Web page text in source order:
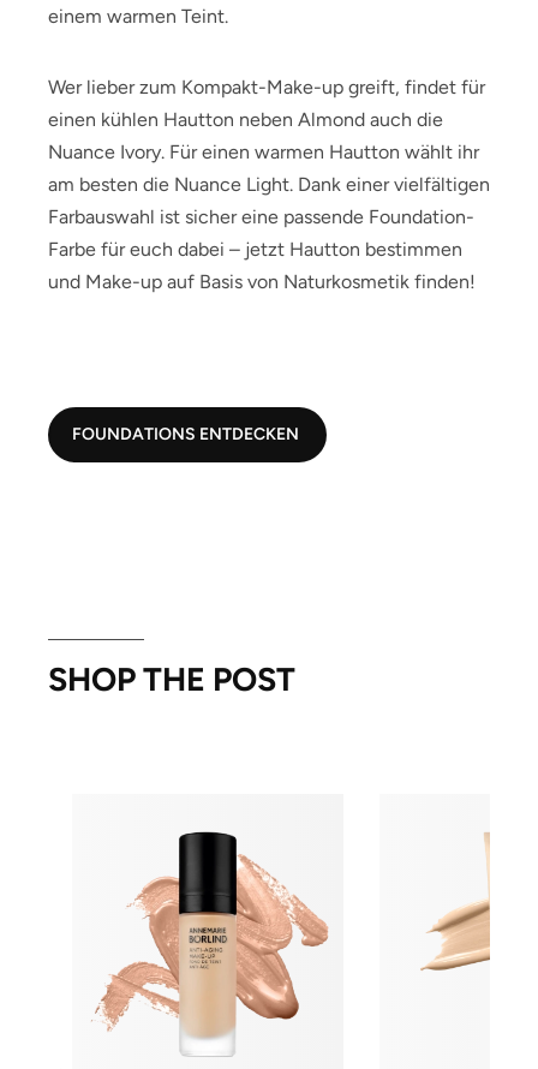
einem warmen Teint.
Wer lieber zum Kompakt-Make-up greift, findet für
einen kühlen Hautton neben Almond auch die
Nuance Ivory. Für einen warmen Hautton wählt ihr
am besten die Nuance Light. Dank einer vielfältigen
Farbauswahl ist sicher eine passende Foundation-
Farbe für euch dabei – jetzt Hautton bestimmen
und Make-up auf Basis von Naturkosmetik finden!
FOUNDATIONS ENTDECKEN
SHOP THE POST